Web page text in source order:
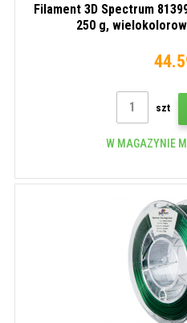
Filament 3D Spectrum
250 g,
szt
W MAGAZYNIE